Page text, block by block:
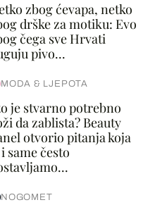
zbog ćevapa, netko
drške za motiku: Evo
čega sve Hrvati
pivo...
MODA & LJEPOTA
je stvarno potrebno
da zablista? Beauty
otvorio pitanja koja
same često
NOGOMET